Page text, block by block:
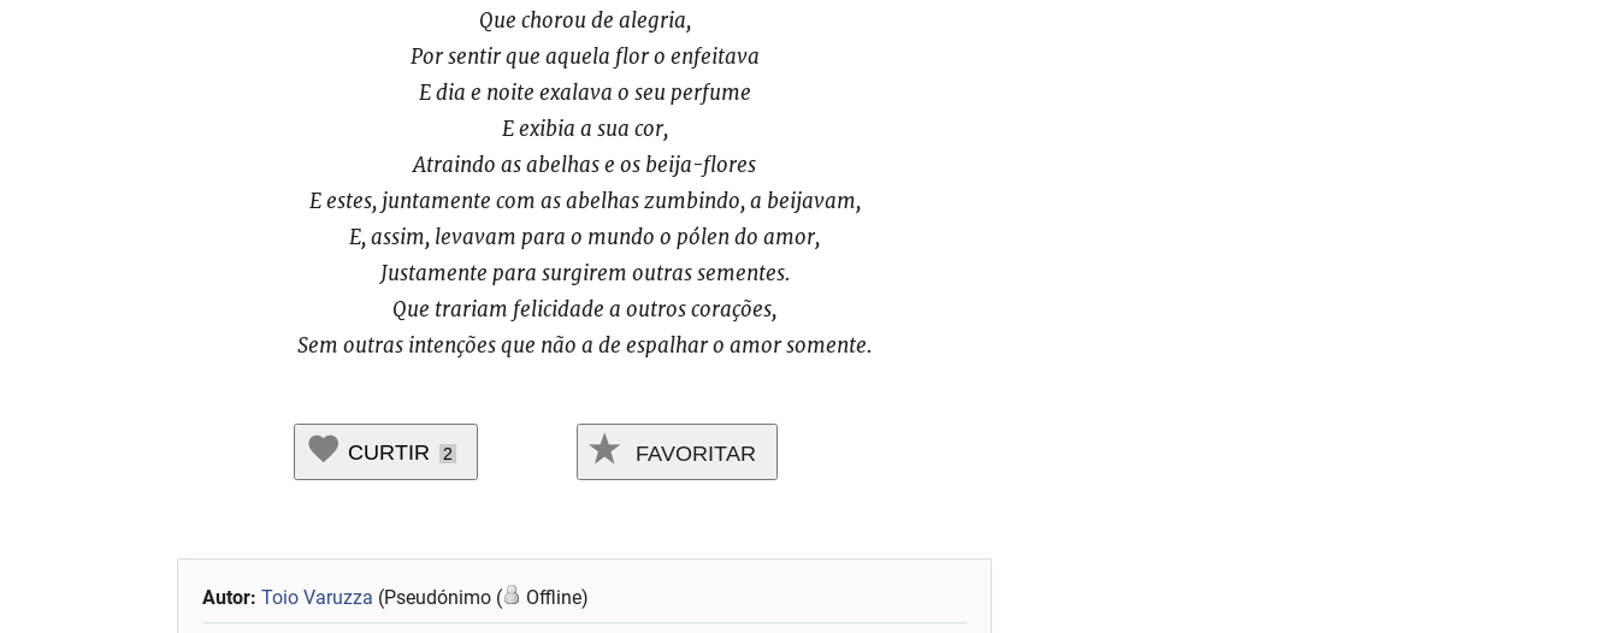
Que chorou de alegria,
Por sentir que aquela flor o enfeitava
E dia e noite exalava o seu perfume
E exibia a sua cor,
Atraindo as abelhas e os beija-flores
E estes, juntamente com as abelhas zumbindo, a beijavam,
E, assim, levavam para o mundo o pólen do amor,
Justamente para surgirem outras sementes.
Que trariam felicidade a outros corações,
Sem outras intenções que não a de espalhar o amor somente.
CURTIR 2 FAVORITAR
Autor:Toio Varuzza (Pseudónimo ( Offline)